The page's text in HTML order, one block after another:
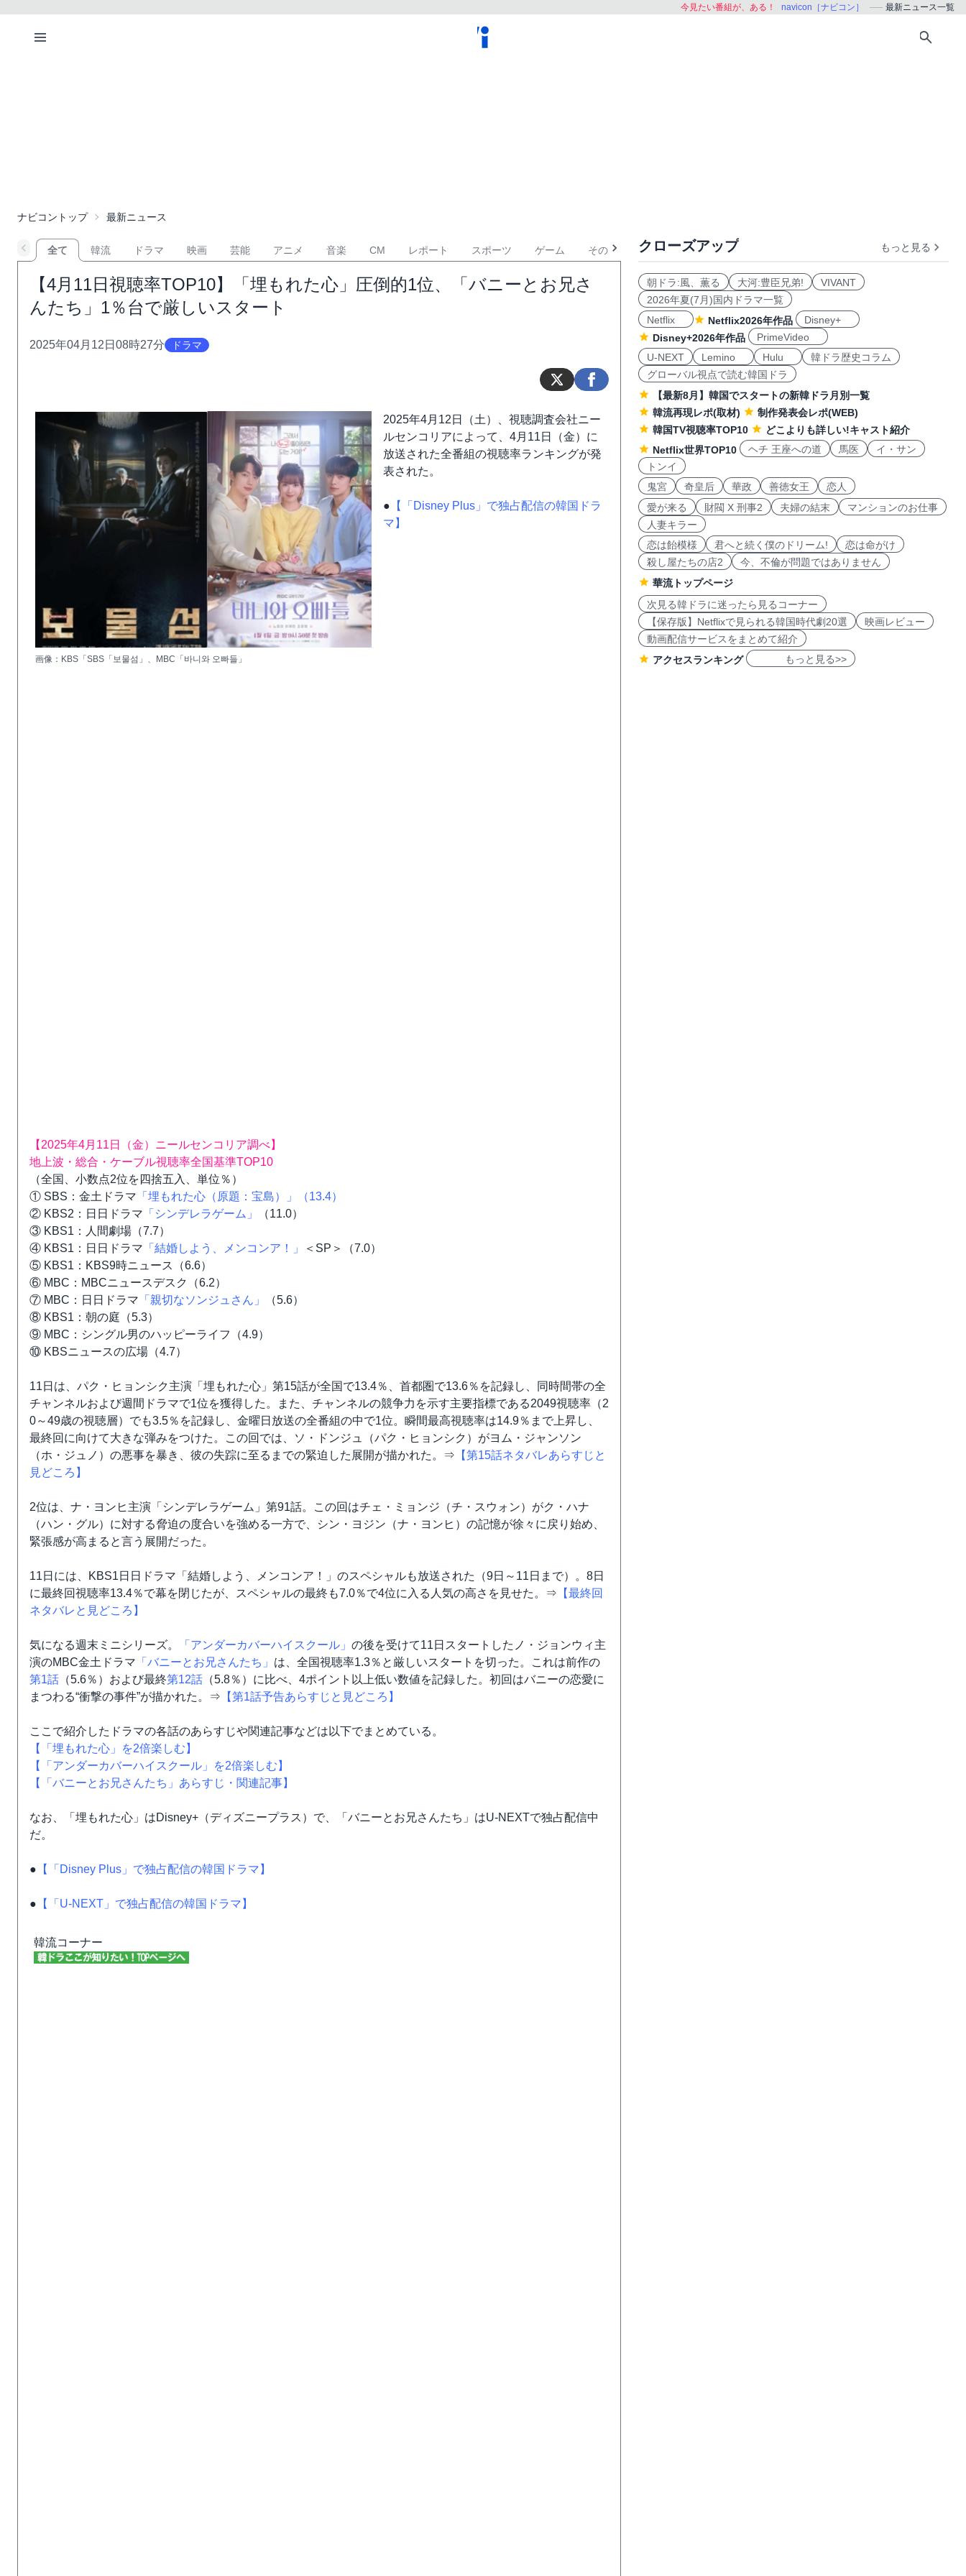
今見たい番組が、ある！ navicon［ナビコン］ 最新ニュース一覧
ナビコントップ 最新ニュース
全て 韓流 ドラマ 映画 芸能 アニメ 音楽 CM レポート スポーツ ゲーム その他
【4月11日視聴率TOP10】「埋もれた心」圧倒的1位、「バニーとお兄さ
んたち」1％台で厳しいスタート
2025年04月12日08時27分 ドラマ
画像：KBS「SBS「보물섬」、MBC「바니와 오빠들」
2025年4月12日（土）、視聴調査会社ニー
ルセンコリアによって、4月11日（金）に
放送された全番組の視聴率ランキングが発
表された。
● 【「Disney Plus」で独占配信の韓国ドラ
マ】
【2025年4月11日（金）ニールセンコリア調べ】
地上波・総合・ケーブル視聴率全国基準TOP10
（全国、小数点2位を四捨五入、単位％）
① SBS：金土ドラマ 「埋もれた心（原題：宝島）」（13.4）
② KBS2：日日ドラマ 「シンデレラゲーム」
（11.0）
③ KBS1：人間劇場（7.7）
④ KBS1：日日ドラマ 「結婚しよう、メンコンア！」
＜SP＞（7.0）
⑤ KBS1：KBS9時ニュース（6.6）
⑥ MBC：MBCニュースデスク（6.2）
⑦ MBC：日日ドラマ 「親切なソンジュさん」
（5.6）
⑧ KBS1：朝の庭（5.3）
⑨ MBC：シングル男のハッピーライフ（4.9）
⑩ KBSニュースの広場（4.7）
11日は、パク・ヒョンシク主演「埋もれた心」第15話が全国で13.4％、首都圏で13.6％を記録し、同時間帯の全
チャンネルおよび週間ドラマで1位を獲得した。また、チャンネルの競争力を示す主要指標である2049視聴率（2
0～49歳の視聴層）でも3.5％を記録し、金曜日放送の全番組の中で1位。瞬間最高視聴率は14.9％まで上昇し、
最終回に向けて大きな弾みをつけた。この回では、ソ・ドンジュ（パク・ヒョンシク）がヨム・ジャンソン
（ホ・ジュノ）の悪事を暴き、彼の失踪に至るまでの緊迫した展開が描かれた。⇒ 【第15話ネタバレあらすじと
見どころ】
2位は、ナ・ヨンヒ主演「シンデレラゲーム」第91話。この回はチェ・ミョンジ（チ・スウォン）がク・ハナ
（ハン・グル）に対する脅迫の度合いを強める一方で、シン・ヨジン（ナ・ヨンヒ）の記憶が徐々に戻り始め、
緊張感が高まると言う展開だった。
11日には、KBS1日日ドラマ「結婚しよう、メンコンア！」のスペシャルも放送された（9日～11日まで）。8日
に最終回視聴率13.4％で幕を閉じたが、スペシャルの最終も7.0％で4位に入る人気の高さを見せた。⇒ 【最終回
ネタバレと見どころ】
気になる週末ミニシリーズ。 「アンダーカバーハイスクール」 の後を受けて11日スタートしたノ・ジョンウィ主
演のMBC金土ドラマ 「バニーとお兄さんたち」 は、全国視聴率1.3％と厳しいスタートを切った。これは前作の
第1話 （5.6％）および最終第12話 （5.8％）に比べ、4ポイント以上低い数値を記録した。初回はバニーの恋愛に
まつわる“衝撃の事件”が描かれた。⇒ 【第1話予告あらすじと見どころ】
ここで紹介したドラマの各話のあらすじや関連記事などは以下でまとめている。
【「埋もれた心」を2倍楽しむ】
【「アンダーカバーハイスクール」を2倍楽しむ】
【「バニーとお兄さんたち」あらすじ・関連記事】
なお、「埋もれた心」はDisney+（ディズニープラス）で、「バニーとお兄さんたち」はU-NEXTで独占配信中
だ。
● 【「Disney Plus」で独占配信の韓国ドラマ】
● 【「U-NEXT」で独占配信の韓国ドラマ】
韓流コーナー
クローズアップ もっと見る
朝ドラ:風、薫る 大河:豊臣兄弟!
VIVANT
2026年夏(7月)国内ドラマ一覧
Netflix
Netflix2026年作品
Disney+
Disney+2026年作品
PrimeVideo
U-NEXT
Lemino Hulu
韓ドラ歴史コラム
グローバル視点で読む韓国ドラ
【最新8月】韓国でスタートの新韓ドラ月別一覧
韓流再現レポ(取材)
制作発表会レポ(WEB)
韓国TV視聴率TOP10
どこよりも詳しい!キャスト紹介
Netflix世界TOP10
ヘチ 王座への道 馬医
イ・サン
トンイ
鬼宮
奇皇后 華政 善徳女王
恋人
愛が来る
財閥 X 刑事2 夫婦の結末
マンションのお仕事
人妻キラー
恋は飴模様
君へと続く僕のドリーム!
恋は命がけ
殺し屋たちの店2
今、不倫が問題ではありません
華流トップページ
次見る韓ドラに迷ったら見るコーナー
【保存版】Netflixで見られる韓国時代劇20選
映画レビュー
動画配信サービスをまとめて紹介
アクセスランキング
もっと見る>>